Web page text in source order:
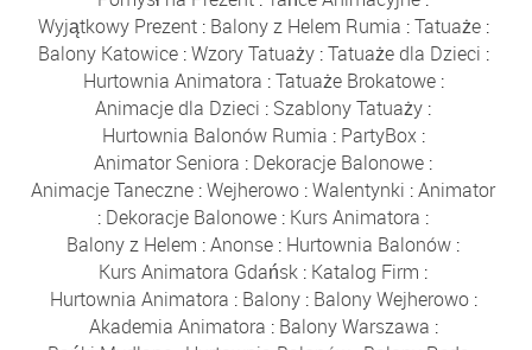
Wyjątkowy Prezent: Balony z Helem Rumia :Tatuaże:
Balony Katowice:Wzory Tatuaży:Tatuaże dla Dzieci :
Hurtownia Animatora :Tatuaże Brokatowe:
Animacje dla Dzieci : Szablony Tatuaży :
Hurtownia Balonów Rumia : PartyBox:
Animator Seniora : Dekoracje Balonowe :
Animacje Taneczne :Wejherowo :Walentynki :Animator
: Dekoracje Balonowe : Kurs Animatora :
Balony z Helem :Anonse : Hurtownia Balonów :
Kurs Animatora Gdańsk : Katalog Firm :
Hurtownia Animatora : Balony: Balony Wejherowo:
Akademia Animatora : Balony Warszawa :